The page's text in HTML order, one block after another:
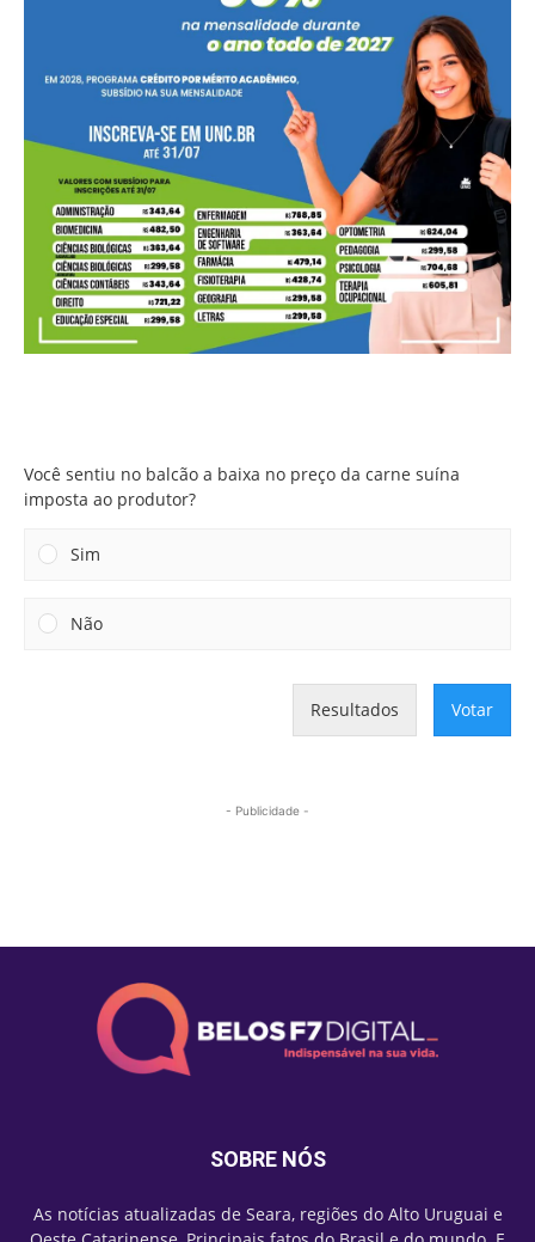
Você sentiu no balcão a baixa no preço da carne suína
imposta ao produtor?
Sim
Não
Resultados Votar
- Publicidade -
SOBRE NÓS
As notícias atualizadas de Seara, regiões do Alto Uruguai e